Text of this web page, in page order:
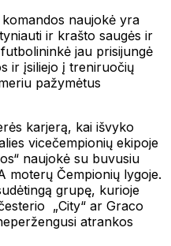
naujokė yra
ir krašto saugės ir
jau prisijungė
ir įsiliejo į treniruočių
pažymėtus
karjerą, kai išvyko
vicečempionių ekipoje
naujokė su buvusiu
moterų Čempionių lygoje.
grupę, kurioje
„City“ ar Graco
atrankos